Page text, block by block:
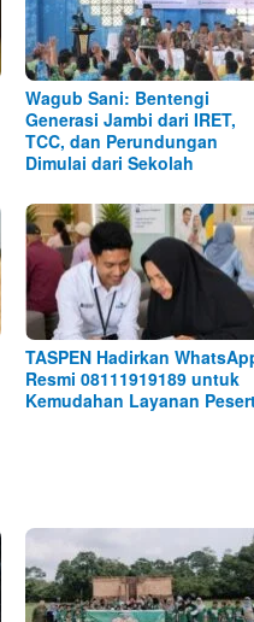
Wagub Sani: Bentengi
Generasi Jambi dari IRET,
TCC, dan Perundungan
Dimulai dari Sekolah
TASPEN Hadirkan
Resmi 08111919189 untuk
Kemudahan Layanan